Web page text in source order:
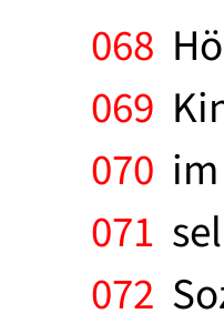
068
069
070
071
072